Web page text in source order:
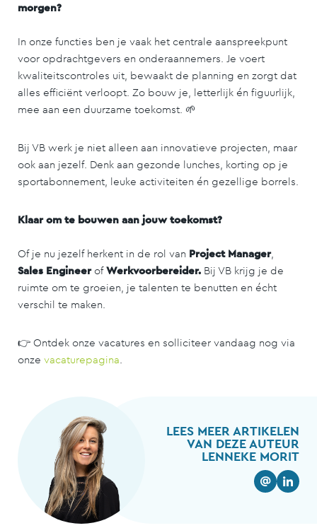
morgen?
In onze functies ben je vaak het centrale aanspreekpunt
voor opdrachtgevers en onderaannemers. Je voert
kwaliteitscontroles uit, bewaakt de planning en zorgt dat
alles efficiënt verloopt. Zo bouw je, letterlijk én figuurlijk,
mee aan een duurzame toekomst. 🌱
Bij VB werk je niet alleen aan innovatieve projecten, maar
ook aan jezelf. Denk aan gezonde lunches, korting op je
sportabonnement, leuke activiteiten én gezellige borrels.
Klaar om te bouwen aan jouw toekomst?
Of je nu jezelf herkent in de rol van Project Manager,
Sales EngineerofWerkvoorbereider. Bij VB krijg je de
ruimte om te groeien, je talenten te benutten en écht
verschil te maken.
👉 Ontdek onze vacatures en solliciteer vandaag nog via
onze vacaturepagina.
LEES MEER ARTIKELEN
VAN DEZE AUTEUR
LENNEKE MORIT